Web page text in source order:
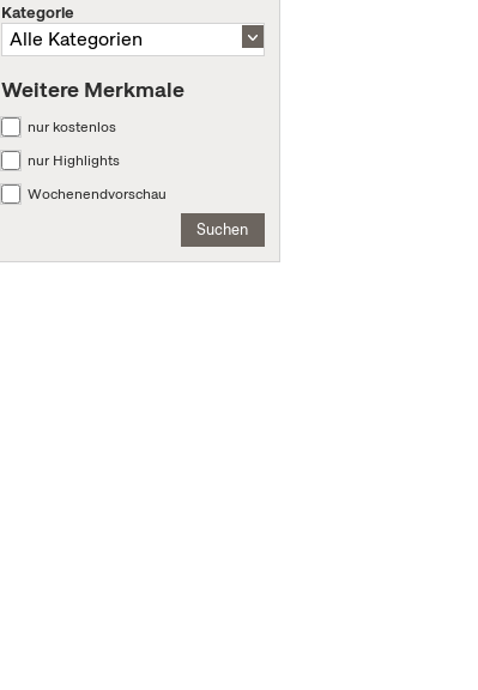
Kategorie
Weitere Merkmale
nur kostenlos
nur Highlights
Wochenendvorschau
Suchen